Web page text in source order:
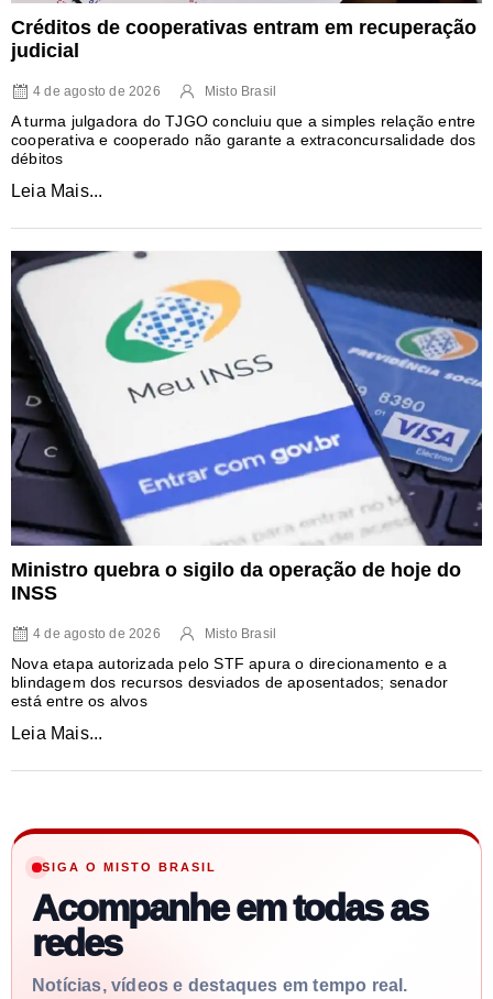
Créditos de cooperativas entram em recuperação
judicial
4 de agosto de 2026 Misto Brasil
A turma julgadora do TJGO concluiu que a simples relação entre
cooperativa e cooperado não garante a extraconcursalidade dos
débitos
Leia Mais...
Ministro quebra o sigilo da operação de hoje do
INSS
4 de agosto de 2026 Misto Brasil
Nova etapa autorizada pelo STF apura o direcionamento e a
blindagem dos recursos desviados de aposentados; senador
está entre os alvos
Leia Mais...
SIGA O MISTO BRASIL
Acompanhe em todas as
redes
Notícias, vídeos e destaques em tempo real.